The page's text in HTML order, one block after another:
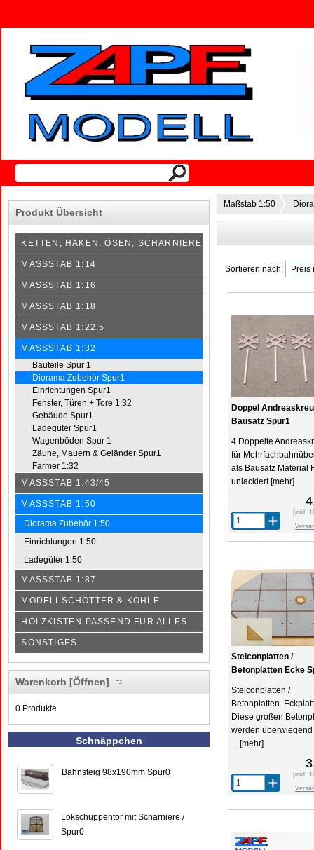
Produkt Übersicht
KETTEN, HAKEN, ÖSEN, SCHARNIERE
MASSSTAB 1:14
MASSSTAB 1:16
MASSSTAB 1:18
MASSSTAB 1:22,5
MASSSTAB 1:32
Bauteile Spur 1
Diorama Zubehör Spur1
Einrichtungen Spur1
Fenster, Türen + Tore 1:32
Gebäude Spur1
Ladegüter Spur1
Wagenböden Spur 1
Zäune, Mauern & Geländer Spur1
Farmer 1:32
MASSSTAB 1:43/45
MASSSTAB 1:50
Diorama Zubehör 1:50
Einrichtungen 1:50
Ladegüter 1:50
MASSSTAB 1:87
MODELLSCHOTTER & KOHLE
HOLZKISTEN PASSEND FÜR ALLES
SONSTIGES
Warenkorb [Öffnen]
0 Produkte
Schnäppchen
Bahnsteig 98x190mm Spur0
Lokschuppentor mit Scharniere /
Spur0
Maßstab 1:50
Sortieren nach:
Doppel
Bausatz Spur1
4 Doppelte
für
als Bausatz Material
unlackiert[mehr]
[inkl.
Stelconplatten /
Betonplatten Ecke
Stelconplatten /
Betonplatten
Diese großen
werden
... [mehr]
[inkl.